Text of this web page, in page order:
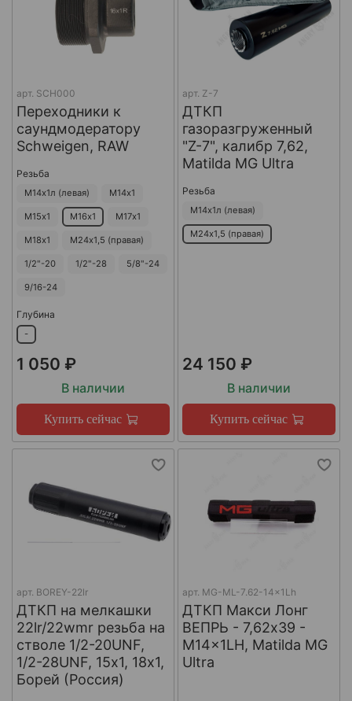
арт. SCH000
Переходники к
саундмодератору
Schweigen, RAW
Резьба
М14х1л (левая) М14х1
М15х1 М16х1 М17х1
М18х1 М24х1,5 (правая)
1/2"-20 1/2"-28 5/8"-24
9/16-24
Глубина
-
1 050 ₽
В наличии
Купить сейчас
арт. Z-7
ДТКП
газоразгруженный
"Z-7", калибр 7,62,
Matilda MG Ultra
Резьба
М14х1л (левая)
М24х1,5 (правая)
24 150 ₽
В наличии
Купить сейчас
арт. BOREY-22lr
ДТКП на мелкашки
22lr/22wmr резьба на
стволе 1/2-20UNF,
1/2-28UNF, 15х1, 18х1,
Борей (Россия)
арт. MG-ML-7.62-14x1Lh
ДТКП Макси Лонг
ВЕПРЬ - 7,62x39 -
M14x1LH, Matilda MG
Ultra